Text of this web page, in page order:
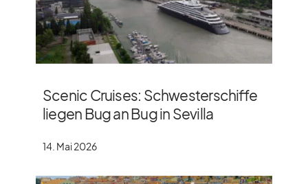
Scenic Cruises: Schwesterschiffe
liegen Bug an Bug in Sevilla
14. Mai 2026